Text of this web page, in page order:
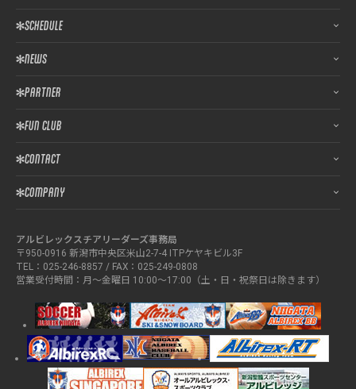
SCHEDULE
NEWS
PARTNER
FUN CLUB
CONTACT
COMPANY
アルビレックスチアリーダーズ事務局
〒950-0916 新潟市中央区米山2-7-4 ITPケヤキビル3F
TEL：025-246-8857 / FAX：025-249-0808
営業受付時間：月～金曜日 10:00～17:00（土・日・祝祭日は除きます）